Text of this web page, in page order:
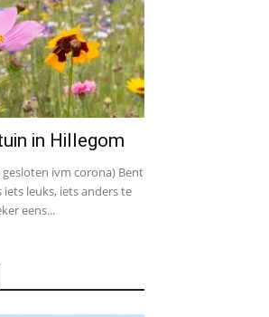
in Hillegom
ivm corona) Bent
leuks, iets anders te
eens...